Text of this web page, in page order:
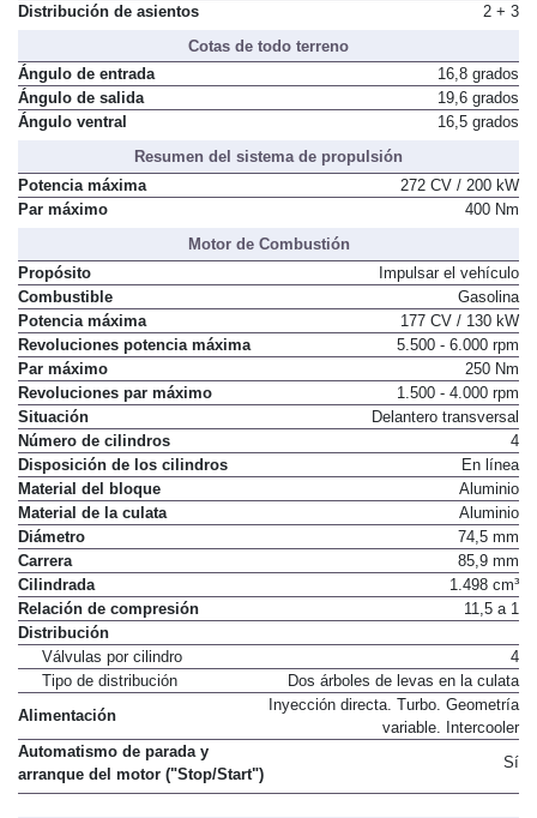
Distribución de asientos
2 + 3
Cotas de todo terreno
Ángulo de entrada
16,8 grados
Ángulo de salida
19,6 grados
Ángulo ventral
16,5 grados
Resumen del sistema de propulsión
Potencia máxima
272 CV / 200 kW
Par máximo
400 Nm
Motor de Combustión
Propósito
Impulsar el vehículo
Combustible
Gasolina
Potencia máxima
177 CV / 130 kW
Revoluciones potencia máxima
5.500 - 6.000 rpm
Par máximo
250 Nm
Revoluciones par máximo
1.500 - 4.000 rpm
Situación
Delantero transversal
Número de cilindros
4
Disposición de los cilindros
En línea
Material del bloque
Aluminio
Material de la culata
Aluminio
Diámetro
74,5 mm
Carrera
85,9 mm
Cilindrada
1.498 cm³
Relación de compresión
11,5 a 1
Distribución
Válvulas por cilindro
4
Tipo de distribución
Dos árboles de levas en la culata
Alimentación
Inyección directa. Turbo. Geometría
variable. Intercooler
Automatismo de parada y
arranque del motor ("Stop/Start")
Sí